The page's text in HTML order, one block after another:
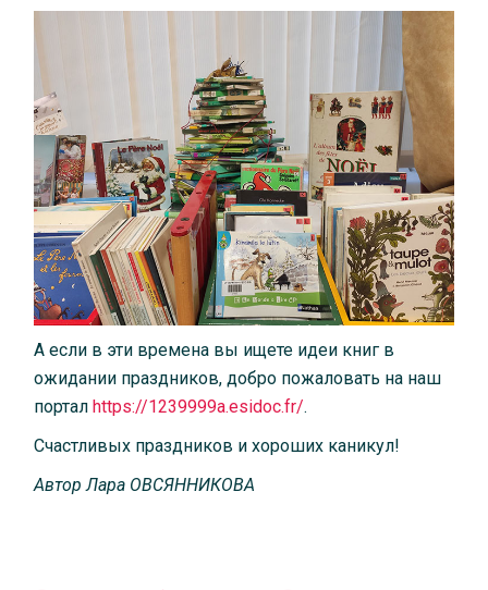
А если в эти времена вы ищете идеи книг в
ожидании праздников, добро пожаловать на наш
порталhttps://1239999a.esidoc.fr/.
Счастливых праздников и хороших каникул!
Автор Лара ОВСЯННИКОВА